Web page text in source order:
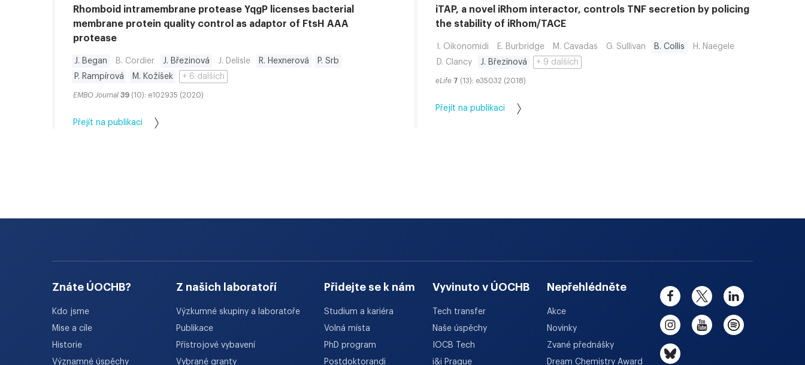
Rhomboid intramembrane protease YqgP licenses bacterial
membrane protein quality control as adaptor of FtsH AAA
protease
J. Began B. Cordier J. Březinová J. Delisle R. Hexnerová
P. Srb
P. Rampírová
M. Kožíšek + 6 dalších
EMBO Journal 39 (10): e102935 (2020)
Přejít na publikaci
iTAP, a novel iRhom interactor, controls TNF secretion by policing
the stability of iRhom/TACE
I. Oikonomidi E. Burbridge M. Cavadas G. Sullivan B. Collis
H. Naegele
D. Clancy
J. Březinová + 9 dalších
eLife 7 (13): e35032 (2018)
Přejít na publikaci
Znáte ÚOCHB?
Kdo jsme
Mise a cíle
Historie
Významné úspěchy
Z našich laboratoří
Výzkumné skupiny a laboratoře
Publikace
Přístrojové vybavení
Vybrané granty
Přidejte se k nám
Studium a kariéra
Volná místa
PhD program
Postdoktorandi
Vyvinuto v ÚOCHB
Tech transfer
Naše úspěchy
IOCB Tech
i&i Prague
Nepřehlédněte
Akce
Novinky
Zvané přednášky
Dream Chemistry Award